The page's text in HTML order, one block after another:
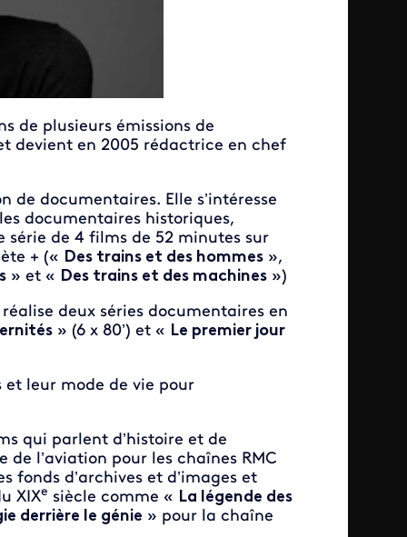
de plusieurs émissions de
devient en 2005 rédactrice en chef
de documentaires. Elle s’intéresse
documentaires historiques,
de 4 films de 52 minutes sur
+ (« Des trains et des hommes»,
» et « Des trains et des machines»)
deux séries documentaires en
» (6 x 80’) et « Le premier jour
leur mode de vie pour
qui parlent d’histoire et de
l’aviation pour les chaînes RMC
fonds d’archives et d’images et
XIXe siècle comme « La légende des
derrière le génie » pour la chaîne